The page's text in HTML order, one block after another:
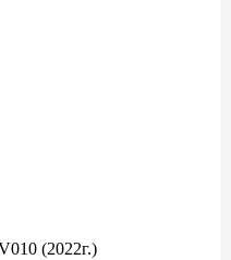
(2022г.)